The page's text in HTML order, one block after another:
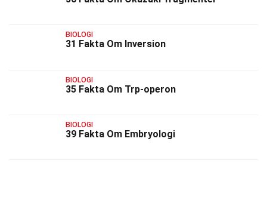
BIOLOGI
31 Fakta Om Inversion
BIOLOGI
35 Fakta Om Trp-operon
BIOLOGI
39 Fakta Om Embryologi